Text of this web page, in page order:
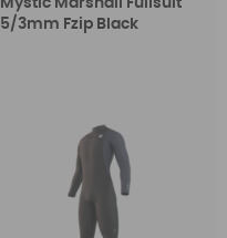
Mystic Marshall Fullsuit
5/3mm Fzip Black